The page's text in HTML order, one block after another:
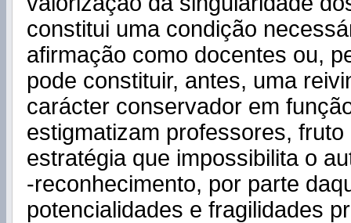
constitui uma condição
afirmação como docentes ou,
pode constituir, antes, uma
carácter conservador em
estigmatizam professores, fruto
estratégia que impossibilita o
-reconhecimento, por parte
potencialidades e fragilidades